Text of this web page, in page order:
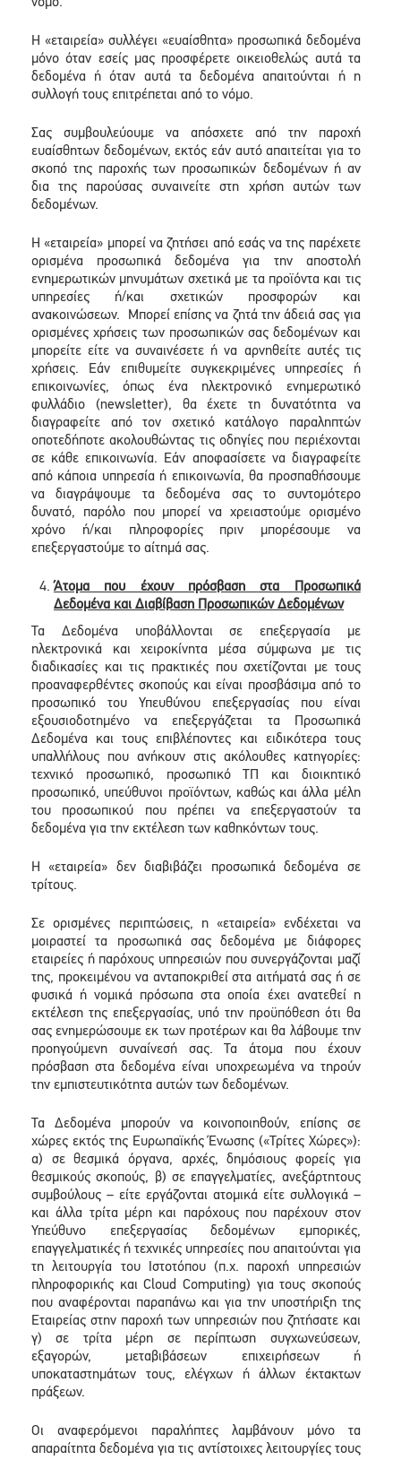
Η «εταιρεία» συλλέγει «ευαίσθητα» προσωπικά δεδομένα
μόνο όταν εσείς μας προσφέρετε οικειοθελώς αυτά τα
δεδομένα ή όταν αυτά τα δεδομένα απαιτούνται ή η
συλλογή τους επιτρέπεται από το νόμο.
Σας συμβουλεύουμε να απόσχετε από την παροχή
ευαίσθητων δεδομένων, εκτός εάν αυτό απαιτείται για το
σκοπό της παροχής των προσωπικών δεδομένων ή αν
δια της παρούσας συναινείτε στη χρήση αυτών των
δεδομένων.
Η «εταιρεία» μπορεί να ζητήσει από εσάς να της παρέχετε
ορισμένα προσωπικά δεδομένα για την αποστολή
ενημερωτικών μηνυμάτων σχετικά με τα προϊόντα και τις
υπηρεσίες ή/και σχετικών προσφορών και
ανακοινώσεων. Μπορεί επίσης να ζητά την άδειά σας για
ορισμένες χρήσεις των προσωπικών σας δεδομένων και
μπορείτε είτε να συναινέσετε ή να αρνηθείτε αυτές τις
χρήσεις. Εάν επιθυμείτε συγκεκριμένες υπηρεσίες ή
επικοινωνίες, όπως ένα ηλεκτρονικό ενημερωτικό
φυλλάδιο (newsletter), θα έχετε τη δυνατότητα να
διαγραφείτε από τον σχετικό κατάλογο παραληπτών
οποτεδήποτε ακολουθώντας τις οδηγίες που περιέχονται
σε κάθε επικοινωνία. Εάν αποφασίσετε να διαγραφείτε
από κάποια υπηρεσία ή επικοινωνία, θα προσπαθήσουμε
να διαγράψουμε τα δεδομένα σας το συντομότερο
δυνατό, παρόλο που μπορεί να χρειαστούμε ορισμένο
χρόνο ή/και πληροφορίες πριν μπορέσουμε να
επεξεργαστούμε το αίτημά σας.
Άτομα που έχουν πρόσβαση στα Προσωπικά
Δεδομένα και Διαβίβαση Προσωπικών Δεδομένων
Τα Δεδομένα υποβάλλονται σε επεξεργασία με
ηλεκτρονικά και χειροκίνητα μέσα σύμφωνα με τις
διαδικασίες και τις πρακτικές που σχετίζονται με τους
προαναφερθέντες σκοπούς και είναι προσβάσιμα από το
προσωπικό του Υπευθύνου επεξεργασίας που είναι
εξουσιοδοτημένο να επεξεργάζεται τα Προσωπικά
Δεδομένα και τους επιβλέποντες και ειδικότερα τους
υπαλλήλους που ανήκουν στις ακόλουθες κατηγορίες:
τεχνικό προσωπικό, προσωπικό ΤΠ και διοικητικό
προσωπικό, υπεύθυνοι προϊόντων, καθώς και άλλα μέλη
του προσωπικού που πρέπει να επεξεργαστούν τα
δεδομένα για την εκτέλεση των καθηκόντων τους.
Η «εταιρεία» δεν διαβιβάζει προσωπικά δεδομένα σε
τρίτους.
Σε ορισμένες περιπτώσεις, η «εταιρεία» ενδέχεται να
μοιραστεί τα προσωπικά σας δεδομένα με διάφορες
εταιρείες ή παρόχους υπηρεσιών που συνεργάζονται μαζί
της, προκειμένου να ανταποκριθεί στα αιτήματά σας ή σε
φυσικά ή νομικά πρόσωπα στα οποία έχει ανατεθεί η
εκτέλεση της επεξεργασίας, υπό την προϋπόθεση ότι θα
σας ενημερώσουμε εκ των προτέρων και θα λάβουμε την
προηγούμενη συναίνεσή σας. Τα άτομα που έχουν
πρόσβαση στα δεδομένα είναι υποχρεωμένα να τηρούν
την εμπιστευτικότητα αυτών των δεδομένων.
Τα Δεδομένα μπορούν να κοινοποιηθούν, επίσης σε
χώρες εκτός της Ευρωπαϊκής Ένωσης («Τρίτες Χώρες»):
α) σε θεσμικά όργανα, αρχές, δημόσιους φορείς για
θεσμικούς σκοπούς, β) σε επαγγελματίες, ανεξάρτητους
συμβούλους – είτε εργάζονται ατομικά είτε συλλογικά –
και άλλα τρίτα μέρη και παρόχους που παρέχουν στον
Υπεύθυνο επεξεργασίας δεδομένων εμπορικές,
επαγγελματικές ή τεχνικές υπηρεσίες που απαιτούνται για
τη λειτουργία του Ιστοτόπου (π.χ. παροχή υπηρεσιών
πληροφορικής και Cloud Computing) για τους σκοπούς
που αναφέρονται παραπάνω και για την υποστήριξη της
Εταιρείας στην παροχή των υπηρεσιών που ζητήσατε και
γ) σε τρίτα μέρη σε περίπτωση συγχωνεύσεων,
εξαγορών, μεταβιβάσεων επιχειρήσεων ή
υποκαταστημάτων τους, ελέγχων ή άλλων έκτακτων
πράξεων.
Οι αναφερόμενοι παραλήπτες λαμβάνουν μόνο τα
απαραίτητα δεδομένα για τις αντίστοιχες λειτουργίες τους